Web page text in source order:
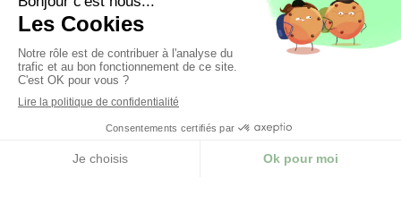
Prendre rendez-vous
©2024 Sylvie Jézéquel - Diététicienne-nutritionniste
Inzinzac Lochrist
Plan du site
Mentions légales
Création et référencement du site par Simplébo